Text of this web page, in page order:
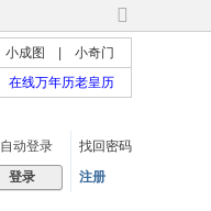
切
换
到
宽
小成图
小奇门
在线万年历老皇历
自动登录
找回密码
登录 注册